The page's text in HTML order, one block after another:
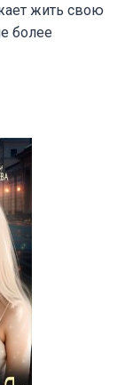
жить свою
более